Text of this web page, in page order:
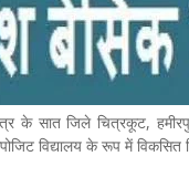
जिले चित्रकूट, हमीरपुर,
विद्यालय के रूप में विकसित